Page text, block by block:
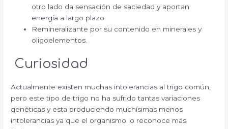
otro lado da sensación de saciedad y aportan
energía a largo plazo.
Remineralizante por su contenido en minerales y
oligoelementos.
Curiosidad
Actualmente existen muchas intolerancias al trigo común,
pero este tipo de trigo no ha sufrido tantas variaciones
genéticas y esta produciendo muchísimas menos
intolerancias ya que el organismo lo reconoce más